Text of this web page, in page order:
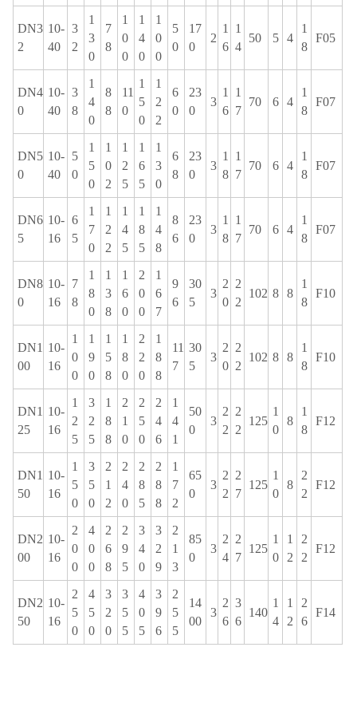
DN3
2
10-
40
3
2
1
3
0
7
8
1
0
0
1
4
0
1
0
0
5
0
17
0
2
1
6
1
4
50 5 4
1
8
F05
DN4
0
10-
40
3
8
1
4
0
8
8
11
0
1
5
0
1
2
2
6
0
23
0
3
1
6
1
7
70 6 4
1
8
F07
DN5
0
10-
40
5
0
1
5
0
1
0
2
1
2
5
1
6
5
1
3
0
6
8
23
0
3
1
8
1
7
70 6 4
1
8
F07
DN6
5
10-
16
6
5
1
7
0
1
2
2
1
4
5
1
8
5
1
4
8
8
6
23
0
3
1
8
1
7
70 6 4
1
8
F07
DN8
0
10-
16
7
8
1
8
0
1
3
8
1
6
0
2
0
0
1
6
7
9
6
30
5
3
2
0
2
2
102 8 8
1
8
F10
DN1
00
10-
16
1
0
0
1
9
0
1
5
8
1
8
0
2
2
0
1
8
8
11
7
30
5
3
2
0
2
2
102 8 8
1
8
F10
DN1
25
10-
16
1
2
5
3
2
5
1
8
8
2
1
0
2
5
0
2
4
6
1
4
1
50
0
3
2
2
2
2
125
1
0
8
1
8
F12
DN1
50
10-
16
1
5
0
3
5
0
2
1
2
2
4
0
2
8
5
2
8
8
1
7
2
65
0
3
2
2
2
7
125
1
0
8
2
2
F12
DN2
00
10-
16
2
0
0
4
0
0
2
6
8
2
9
5
3
4
0
3
2
9
2
1
3
85
0
3
2
4
2
7
125
1
0
1
2
2
2
F12
DN2
50
10-
16
2
5
0
4
5
0
3
2
0
3
5
5
4
0
5
3
9
6
2
5
5
14
00
3
2
6
3
6
140
1
4
1
2
2
6
F14